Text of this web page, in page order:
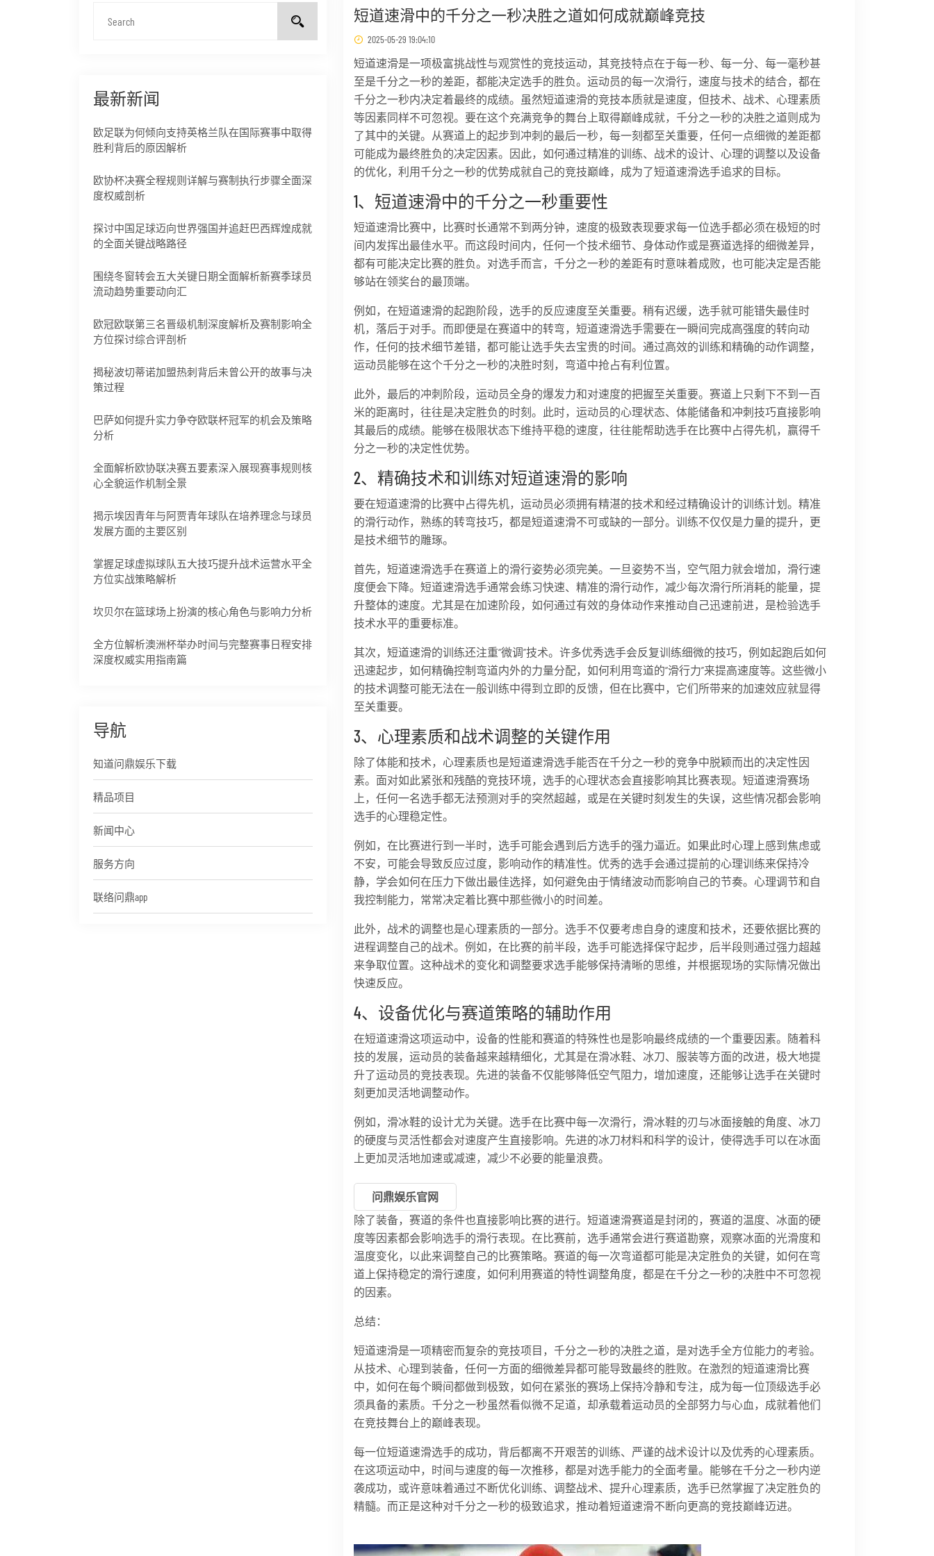
最新新闻
欧足联为何倾向支持英格兰队在国际赛事中取得
胜利背后的原因解析
欧协杯决赛全程规则详解与赛制执行步骤全面深
度权威剖析
探讨中国足球迈向世界强国并追赶巴西辉煌成就
的全面关键战略路径
围绕冬窗转会五大关键日期全面解析新赛季球员
流动趋势重要动向汇
欧冠欧联第三名晋级机制深度解析及赛制影响全
方位探讨综合评剖析
揭秘波切蒂诺加盟热刺背后未曾公开的故事与决
策过程
巴萨如何提升实力争夺欧联杯冠军的机会及策略
分析
全面解析欧协联决赛五要素深入展现赛事规则核
心全貌运作机制全景
揭示埃因青年与阿贾青年球队在培养理念与球员
发展方面的主要区别
掌握足球虚拟球队五大技巧提升战术运营水平全
方位实战策略解析
坎贝尔在篮球场上扮演的核心角色与影响力分析
全方位解析澳洲杯举办时间与完整赛事日程安排
深度权威实用指南篇
导航
知道问鼎娱乐下载
精品项目
新闻中心
服务方向
联络问鼎app
短道速滑中的千分之一秒决胜之道如何成就巅峰竞技
2025-05-29 19:04:10
短道速滑是一项极富挑战性与观赏性的竞技运动，其竞技特点在于每一秒、每一分、每一毫秒甚
至是千分之一秒的差距，都能决定选手的胜负。运动员的每一次滑行，速度与技术的结合，都在
千分之一秒内决定着最终的成绩。虽然短道速滑的竞技本质就是速度，但技术、战术、心理素质
等因素同样不可忽视。要在这个充满竞争的舞台上取得巅峰成就，千分之一秒的决胜之道则成为
了其中的关键。从赛道上的起步到冲刺的最后一秒，每一刻都至关重要，任何一点细微的差距都
可能成为最终胜负的决定因素。因此，如何通过精准的训练、战术的设计、心理的调整以及设备
的优化，利用千分之一秒的优势成就自己的竞技巅峰，成为了短道速滑选手追求的目标。
1、短道速滑中的千分之一秒重要性
短道速滑比赛中，比赛时长通常不到两分钟，速度的极致表现要求每一位选手都必须在极短的时
间内发挥出最佳水平。而这段时间内，任何一个技术细节、身体动作或是赛道选择的细微差异，
都有可能决定比赛的胜负。对选手而言，千分之一秒的差距有时意味着成败，也可能决定是否能
够站在领奖台的最顶端。
例如，在短道速滑的起跑阶段，选手的反应速度至关重要。稍有迟缓，选手就可能错失最佳时
机，落后于对手。而即便是在赛道中的转弯，短道速滑选手需要在一瞬间完成高强度的转向动
作，任何的技术细节差错，都可能让选手失去宝贵的时间。通过高效的训练和精确的动作调整，
运动员能够在这个千分之一秒的决胜时刻，弯道中抢占有利位置。
此外，最后的冲刺阶段，运动员全身的爆发力和对速度的把握至关重要。赛道上只剩下不到一百
米的距离时，往往是决定胜负的时刻。此时，运动员的心理状态、体能储备和冲刺技巧直接影响
其最后的成绩。能够在极限状态下维持平稳的速度，往往能帮助选手在比赛中占得先机，赢得千
分之一秒的决定性优势。
2、精确技术和训练对短道速滑的影响
要在短道速滑的比赛中占得先机，运动员必须拥有精湛的技术和经过精确设计的训练计划。精准
的滑行动作，熟练的转弯技巧，都是短道速滑不可或缺的一部分。训练不仅仅是力量的提升，更
是技术细节的雕琢。
首先，短道速滑选手在赛道上的滑行姿势必须完美。一旦姿势不当，空气阻力就会增加，滑行速
度便会下降。短道速滑选手通常会练习快速、精准的滑行动作，减少每次滑行所消耗的能量，提
升整体的速度。尤其是在加速阶段，如何通过有效的身体动作来推动自己迅速前进，是检验选手
技术水平的重要标准。
其次，短道速滑的训练还注重“微调”技术。许多优秀选手会反复训练细微的技巧，例如起跑后如何
迅速起步，如何精确控制弯道内外的力量分配，如何利用弯道的“滑行力”来提高速度等。这些微小
的技术调整可能无法在一般训练中得到立即的反馈，但在比赛中，它们所带来的加速效应就显得
至关重要。
3、心理素质和战术调整的关键作用
除了体能和技术，心理素质也是短道速滑选手能否在千分之一秒的竞争中脱颖而出的决定性因
素。面对如此紧张和残酷的竞技环境，选手的心理状态会直接影响其比赛表现。短道速滑赛场
上，任何一名选手都无法预测对手的突然超越，或是在关键时刻发生的失误，这些情况都会影响
选手的心理稳定性。
例如，在比赛进行到一半时，选手可能会遇到后方选手的强力逼近。如果此时心理上感到焦虑或
不安，可能会导致反应过度，影响动作的精准性。优秀的选手会通过提前的心理训练来保持冷
静，学会如何在压力下做出最佳选择，如何避免由于情绪波动而影响自己的节奏。心理调节和自
我控制能力，常常决定着比赛中那些微小的时间差。
此外，战术的调整也是心理素质的一部分。选手不仅要考虑自身的速度和技术，还要依据比赛的
进程调整自己的战术。例如，在比赛的前半段，选手可能选择保守起步，后半段则通过强力超越
来争取位置。这种战术的变化和调整要求选手能够保持清晰的思维，并根据现场的实际情况做出
快速反应。
4、设备优化与赛道策略的辅助作用
在短道速滑这项运动中，设备的性能和赛道的特殊性也是影响最终成绩的一个重要因素。随着科
技的发展，运动员的装备越来越精细化，尤其是在滑冰鞋、冰刀、服装等方面的改进，极大地提
升了运动员的竞技表现。先进的装备不仅能够降低空气阻力，增加速度，还能够让选手在关键时
刻更加灵活地调整动作。
例如，滑冰鞋的设计尤为关键。选手在比赛中每一次滑行，滑冰鞋的刃与冰面接触的角度、冰刀
的硬度与灵活性都会对速度产生直接影响。先进的冰刀材料和科学的设计，使得选手可以在冰面
上更加灵活地加速或减速，减少不必要的能量浪费。
问鼎娱乐官网
除了装备，赛道的条件也直接影响比赛的进行。短道速滑赛道是封闭的，赛道的温度、冰面的硬
度等因素都会影响选手的滑行表现。在比赛前，选手通常会进行赛道勘察，观察冰面的光滑度和
温度变化，以此来调整自己的比赛策略。赛道的每一次弯道都可能是决定胜负的关键，如何在弯
道上保持稳定的滑行速度，如何利用赛道的特性调整角度，都是在千分之一秒的决胜中不可忽视
的因素。
总结：
短道速滑是一项精密而复杂的竞技项目，千分之一秒的决胜之道，是对选手全方位能力的考验。
从技术、心理到装备，任何一方面的细微差异都可能导致最终的胜败。在激烈的短道速滑比赛
中，如何在每个瞬间都做到极致，如何在紧张的赛场上保持冷静和专注，成为每一位顶级选手必
须具备的素质。千分之一秒虽然看似微不足道，却承载着运动员的全部努力与心血，成就着他们
在竞技舞台上的巅峰表现。
每一位短道速滑选手的成功，背后都离不开艰苦的训练、严谨的战术设计以及优秀的心理素质。
在这项运动中，时间与速度的每一次推移，都是对选手能力的全面考量。能够在千分之一秒内逆
袭成功，或许意味着通过不断优化训练、调整战术、提升心理素质，选手已然掌握了决定胜负的
精髓。而正是这种对千分之一秒的极致追求，推动着短道速滑不断向更高的竞技巅峰迈进。